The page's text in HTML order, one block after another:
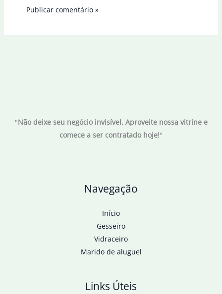
"Não deixe seu negócio invisível. Aproveite nossa vitrine e
comece a ser contratado hoje!"
Navegação
Início
Gesseiro
Vidraceiro
Marido de aluguel
Links Úteis